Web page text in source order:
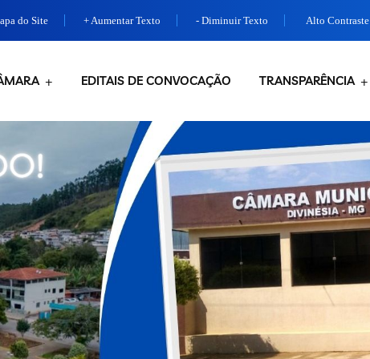
do Site + Aumentar Texto - Diminuir Texto Alto Contraste
EDITAIS DE CONVOCAÇÃO TRANSPARÊNCIA